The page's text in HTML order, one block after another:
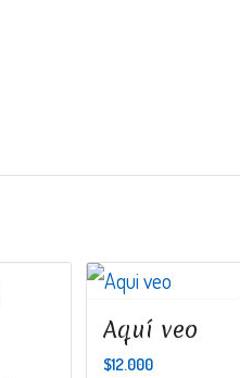
Aquí veo
$12.000